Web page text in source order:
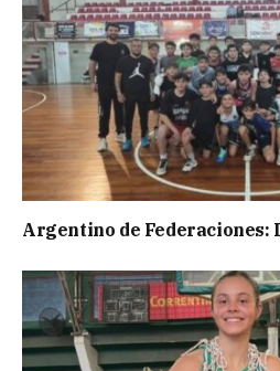
Argentino de Federaciones: